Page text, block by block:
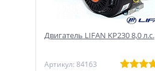
Двигатель LIFAN KP230 8,0 л.с.
Артикул: 84163